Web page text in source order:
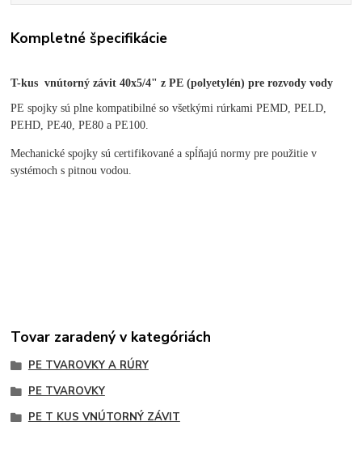
Kompletné špecifikácie
T-kus vnútorný závit 40x5/4" z PE (polyetylén) pre rozvody vody
PE spojky sú plne kompatibilné so všetkými rúrkami PEMD, PELD,
PEHD, PE40, PE80 a PE100.
Mechanické spojky sú certifikované a spĺňajú normy pre použitie v
systémoch s pitnou vodou.
Tovar zaradený v kategóriách
PE TVAROVKY A RÚRY
PE TVAROVKY
PE T KUS VNÚTORNÝ ZÁVIT